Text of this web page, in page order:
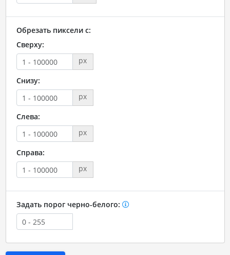
Обрезать пиксели с:
Сверху:
px
Снизу:
px
Слева:
px
Справа:
px
Задать порог черно-белого: